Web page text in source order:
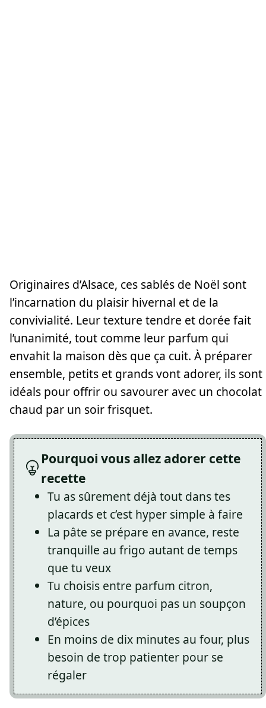
Originaires d’Alsace, ces sablés de Noël sont
l’incarnation du plaisir hivernal et de la
convivialité. Leur texture tendre et dorée fait
l’unanimité, tout comme leur parfum qui
envahit la maison dès que ça cuit. À préparer
ensemble, petits et grands vont adorer, ils sont
idéals pour offrir ou savourer avec un chocolat
chaud par un soir frisquet.
Pourquoi vous allez adorer cette
recette
Tu as sûrement déjà tout dans tes
placards et c’est hyper simple à faire
La pâte se prépare en avance, reste
tranquille au frigo autant de temps
que tu veux
Tu choisis entre parfum citron,
nature, ou pourquoi pas un soupçon
d’épices
En moins de dix minutes au four, plus
besoin de trop patienter pour se
régaler